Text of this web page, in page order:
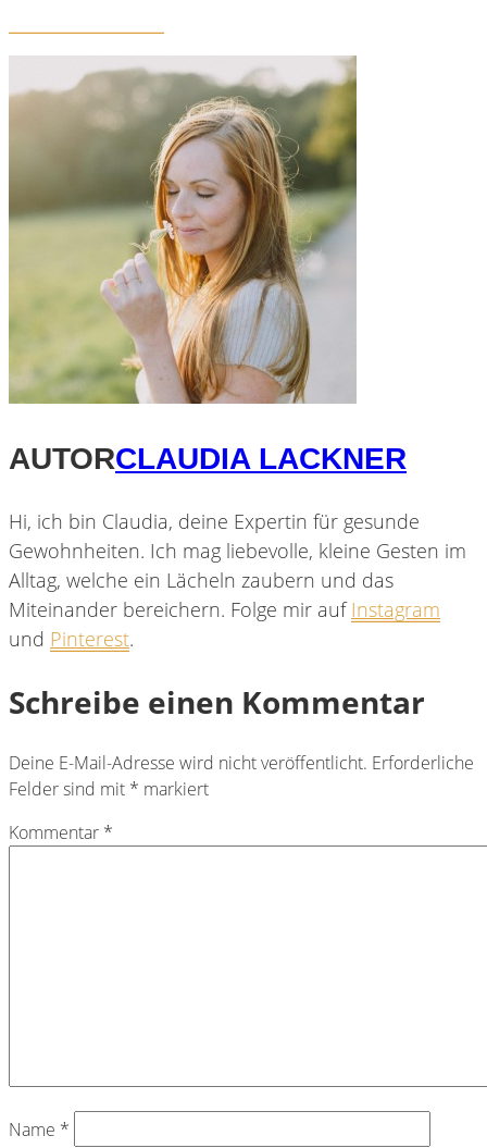
AUTORCLAUDIA LACKNER
Hi, ich bin Claudia, deine Expertin für gesunde
Gewohnheiten. Ich mag liebevolle, kleine Gesten im
Alltag, welche ein Lächeln zaubern und das
Miteinander bereichern. Folge mir aufInstagram
und Pinterest.
Schreibe einen Kommentar
Deine E-Mail-Adresse wird nicht veröffentlicht. Erforderliche
Felder sind mit * markiert
Kommentar *
Name *